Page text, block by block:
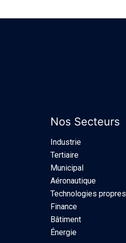
Nos Secteurs
Industrie​
Tertiaire
Municipal
Aéronautique
Technologies propres
Finance
Bâtiment
Énergie